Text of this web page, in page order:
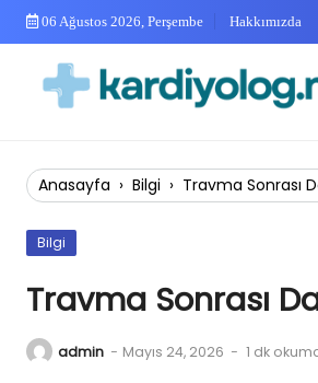
Skip
06 Ağustos 2026, Perşembe Hakkımızda
Anasayfa › Bilgi › Travma Sonrası
Bilgi
Travma Sonrası
admin - Mayıs 24, 2026 - 1 dk